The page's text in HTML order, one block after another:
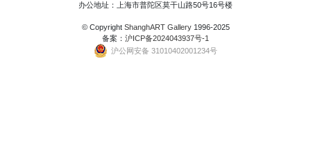
办公地址：上海市普陀区莫干山路50号16号楼
© Copyright ShanghART Gallery1996-2025
备案： 沪ICP备2024043937号-1
沪公网安备 31010402001234号